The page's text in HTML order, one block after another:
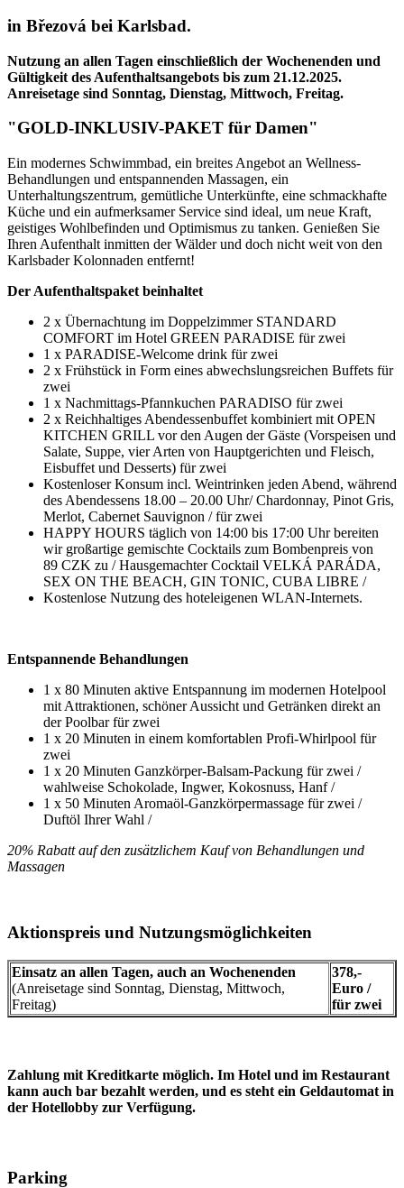
in Březová bei Karlsbad.
Nutzung an allen Tagen einschließlich der Wochenenden und
Gültigkeit des Aufenthaltsangebots bis zum 21.12.2025.
Anreisetage sind Sonntag, Dienstag, Mittwoch, Freitag.
"GOLD-INKLUSIV-PAKET für Damen"
Ein modernes Schwimmbad, ein breites Angebot an Wellness-
Behandlungen und entspannenden Massagen, ein
Unterhaltungszentrum, gemütliche Unterkünfte, eine schmackhafte
Küche und ein aufmerksamer Service sind ideal, um neue Kraft,
geistiges Wohlbefinden und Optimismus zu tanken. Genießen Sie
Ihren Aufenthalt inmitten der Wälder und doch nicht weit von den
Karlsbader Kolonnaden entfernt!
Der Aufenthaltspaket beinhaltet
2 x Übernachtung im Doppelzimmer STANDARD
COMFORT im Hotel GREEN PARADISE für zwei
1 x PARADISE-Welcome drink für zwei
2 x Frühstück in Form eines abwechslungsreichen Buffets für
zwei
1 x Nachmittags-Pfannkuchen PARADISO für zwei
2 x Reichhaltiges Abendessenbuffet kombiniert mit OPEN
KITCHEN GRILL vor den Augen der Gäste (Vorspeisen und
Salate, Suppe, vier Arten von Hauptgerichten und Fleisch,
Eisbuffet und Desserts) für zwei
Kostenloser Konsum incl. Weintrinken jeden Abend, während
des Abendessens 18.00 – 20.00 Uhr/ Chardonnay, Pinot Gris,
Merlot, Cabernet Sauvignon / für zwei
HAPPY HOURS täglich von 14:00 bis 17:00 Uhr bereiten
wir großartige gemischte Cocktails zum Bombenpreis von
89 CZK zu / Hausgemachter Cocktail VELKÁ PARÁDA,
SEX ON THE BEACH, GIN TONIC, CUBA LIBRE /
Kostenlose Nutzung des hoteleigenen WLAN-Internets.
Entspannende Behandlungen
1 x 80 Minuten aktive Entspannung im modernen Hotelpool
mit Attraktionen, schöner Aussicht und Getränken direkt an
der Poolbar für zwei
1 x 20 Minuten in einem komfortablen Profi-Whirlpool für
zwei
1 x 20 Minuten Ganzkörper-Balsam-Packung für zwei /
wahlweise Schokolade, Ingwer, Kokosnuss, Hanf /
1 x 50 Minuten Aromaöl-Ganzkörpermassage für zwei /
Duftöl Ihrer Wahl /
20% Rabatt auf den zusätzlichem Kauf von Behandlungen und
Massagen
Aktionspreis und Nutzungsmöglichkeiten
Einsatz an allen Tagen, auch an Wochenenden
(Anreisetage sind Sonntag, Dienstag, Mittwoch,
Freitag)
378,-
Euro /
für zwei
Zahlung mit Kreditkarte möglich. Im Hotel und im Restaurant
kann auch bar bezahlt werden, und es steht ein Geldautomat in
der Hotellobby zur Verfügung.
Parking